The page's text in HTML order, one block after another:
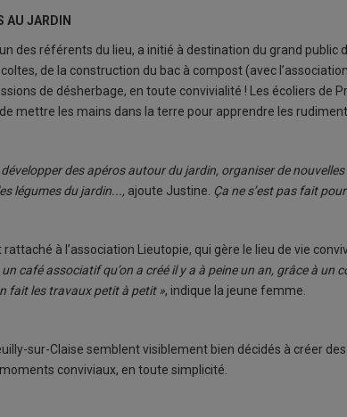
AU JARDIN
des référents du lieu, a initié à destination du grand public
de la construction du bac à compost (avec
de désherbage, en toute convivialité ! Les écoliers de
mettre les mains dans la terre pour apprendre les
développer des apéros autour du jardin, organiser de
légumes du jardin..., ajoute Justine. Ça ne s’est pas fait
à l’association Lieutopie, qui gère le lieu de vie
un café associatif qu’on a créé il y a à peine un an, grâce à un
fait les travaux petit à petit », indique la jeune femme.
sur-Claise semblent visiblement bien décidés à créer
conviviaux, en toute simplicité.